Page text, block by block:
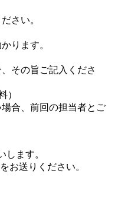
さい。
ります。
その旨ご記入くださ
）
合、前回の担当者とご
します。
お送りください。